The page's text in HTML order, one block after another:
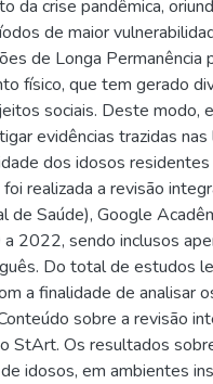
da crise pandêmica,
de maior
de Longa Permanência
físico, que tem gerado
sociais. Deste modo,
evidências trazidas
dos idosos
realizada a revisão
de Saúde), Google
2022, sendo inclusos
Do total de estudos
a finalidade de analisar
sobre a revisão
StArt. Os resultados
idosos, em ambientes